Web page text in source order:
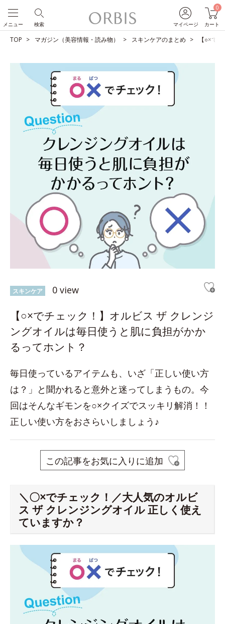
マイページ
0
カート
検索
メニュー
TOP マガジン（美容情報・読み物） スキンケアのまとめ 【○×で
スキンケア 0 view
【○×でチェック！】オルビス ザ クレンジ
ングオイルは毎日使うと肌に負担がかか
るってホント？
毎日使っているアイテムも、いざ「正しい使い方
は？」と聞かれると意外と迷ってしまうもの。今
回はそんなギモンを○×クイズでスッキリ解消！！
正しい使い方をおさらいしましょう♪
この記事をお気に入りに追加
＼〇×でチェック！／大人気のオルビ
ス ザ クレンジングオイル 正しく使え
ていますか？